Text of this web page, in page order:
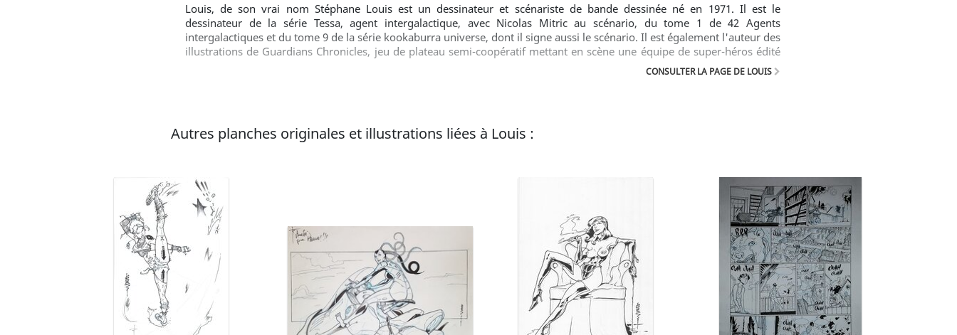
Louis, de son vrai nom Stéphane Louis est un dessinateur et scénariste de bande dessinée né en 1971. Il est le
dessinateur de la série Tessa, agent intergalactique, avec Nicolas Mitric au scénario, du tome 1 de 42 Agents
intergalactiques et du tome 9 de la série kookaburra universe, dont il signe aussi le scénario. Il est également l'auteur des
illustrations de Guardians Chronicles, jeu de plateau semi-coopératif mettant en scène une équipe de super-héros édité
par The Red Joker et Iello et financé via la plateforme participative Kickstarter. Il dessine également la mascotte du
CONSULTER LA PAGE DE LOUIS
Autres planches originales et illustrations liées à Louis :